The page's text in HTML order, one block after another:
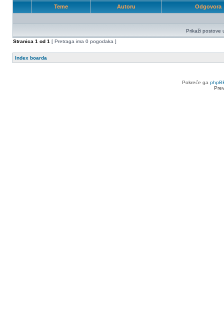
Teme Autoru Odgovora
Prikaži postove
Stranica 1 od 1 [ Pretraga ima 0 pogodaka ]
Index boarda
Pokreće ga